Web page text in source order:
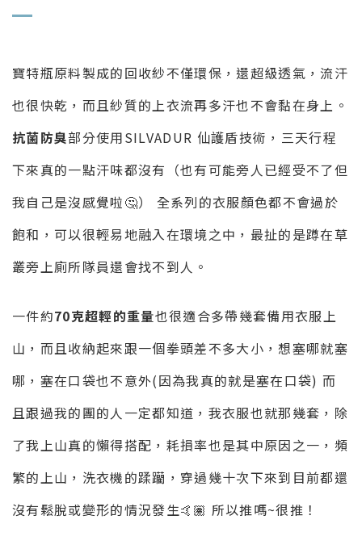
寶特瓶原料製成的回收紗不僅環保，還超級透氣，流汗
也很快乾，而且紗質的上衣流再多汗也不會黏在身上。
抗菌防臭部分使用SILVADUR 仙護盾技術，三天行程
下來真的一點汗味都沒有（也有可能旁人已經受不了但
我自己是沒感覺啦🤔） 全系列的衣服顏色都不會過於
飽和，可以很輕易地融入在環境之中，最扯的是蹲在草
叢旁上廁所隊員還會找不到人。
一件約70克超輕的重量也很適合多帶幾套備用衣服上
山，而且收納起來跟一個拳頭差不多大小，想塞哪就塞
哪，塞在口袋也不意外(因為我真的就是塞在口袋) 而
且跟過我的團的人一定都知道，我衣服也就那幾套，除
了我上山真的懶得搭配，耗損率也是其中原因之一，頻
繁的上山，洗衣機的蹂躪，穿過幾十次下來到目前都還
沒有鬆脫或變形的情況發生🤙🏽 所以推嗎~很推！